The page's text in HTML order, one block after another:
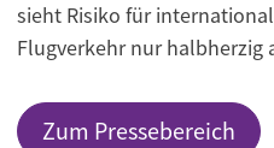
sieht Risiko für
Flugverkehr nur halbherzig
Zum Pressebereich